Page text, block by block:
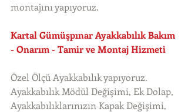
montajını yapıyoruz.
Kartal Gümüşpınar Ayakkabılık Bakım
- Onarım - Tamir ve Montaj Hizmeti
Özel Ölçü Ayakkabılık yapıyoruz.
Ayakkabılık Mödül Değişimi, Ek Dolap,
Ayakkabılıklarınızın Kapak Değişimi,